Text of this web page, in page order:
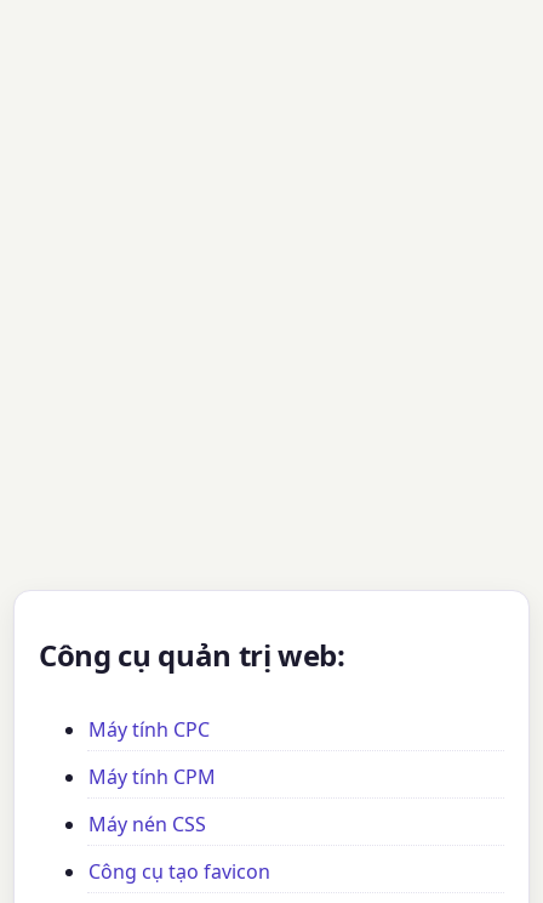
Công cụ quản trị web:
Máy tính CPC
Máy tính CPM
Máy nén CSS
Công cụ tạo favicon